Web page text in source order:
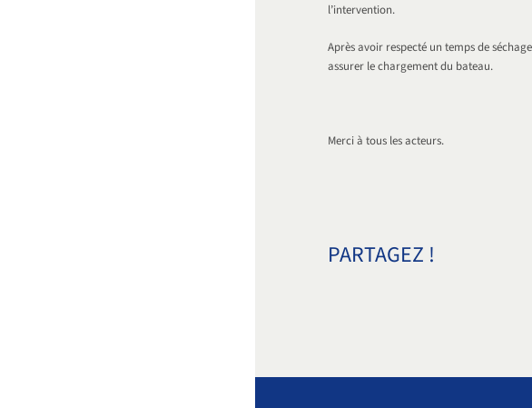
l’intervention.
Après avoir respecté un temps de
assurer le chargement du bateau.
Merci à tous les acteurs.
PARTAGEZ !